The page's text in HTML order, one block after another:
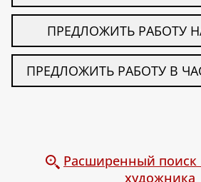
ПРЕДЛОЖИТЬ РАБОТУ
ПРЕДЛОЖИТЬ РАБОТУ В
Расширенный поиск
художника